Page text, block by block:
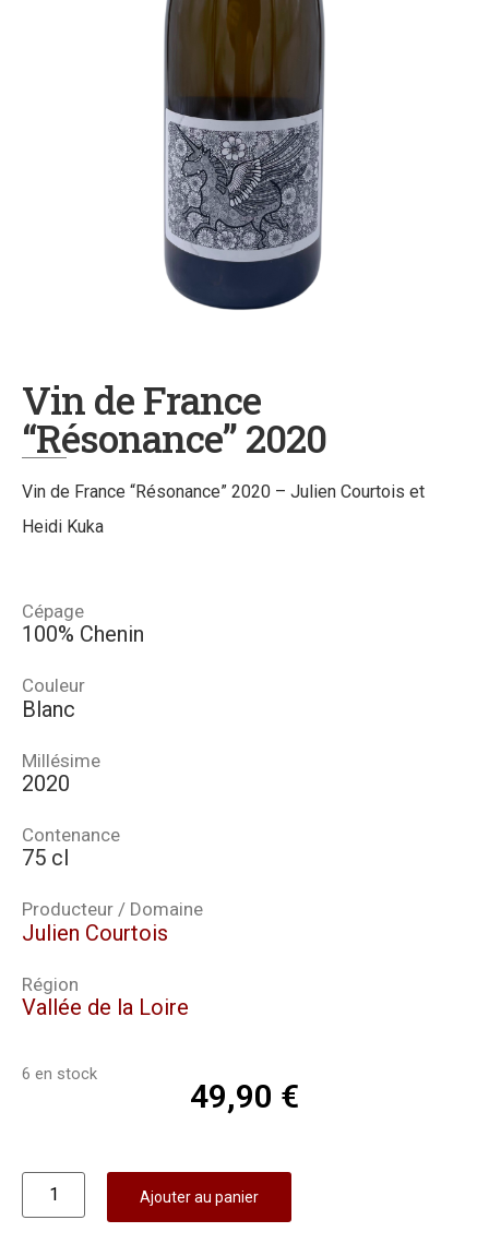
Vin de France
“Résonance” 2020
Vin de France “Résonance” 2020 – Julien Courtois et
Heidi Kuka
Cépage
100% Chenin
Couleur
Blanc
Millésime
2020
Contenance
75 cl
Producteur / Domaine
Julien Courtois
Région
Vallée de la Loire
6 en stock
49,90 €
Ajouter au panier